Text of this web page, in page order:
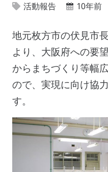
活動報告 10年前
地元枚方市の伏見市
より、大阪府への要
からまちづくり等幅
ので、実現に向け協
す。